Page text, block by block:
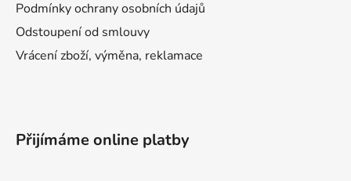
Podmínky ochrany osobních údajů
Odstoupení od smlouvy
Vrácení zboží, výměna, reklamace
Přijímáme online platby